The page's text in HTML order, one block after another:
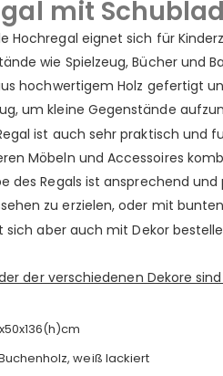
mit
Hochregal eignet sich für
wie Spielzeug, Bücher und
hochwertigem Holz gefertigt
um kleine Gegenstände
ist auch sehr praktisch und
Möbeln und Accessoires
des Regals ist ansprechend
zu erzielen, oder mit
sich aber auch mit Dekor
der verschiedenen Dekore
weiß lackiert